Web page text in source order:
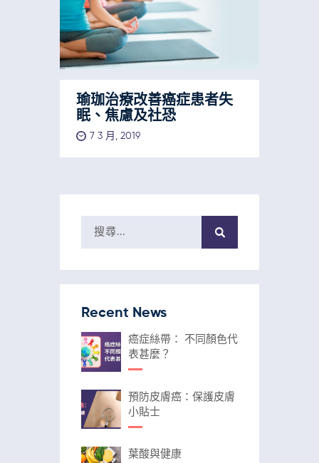
瑜珈治療改善癌症患者失
眠、焦慮及社恐
7 3 月, 2019
Recent News
癌症絲帶： 不同顏色代
表甚麼？
預防皮膚癌：保護皮膚
小貼士
葉酸與健康